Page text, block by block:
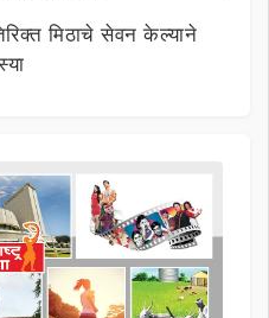
मिठाचे सेवन केल्याने